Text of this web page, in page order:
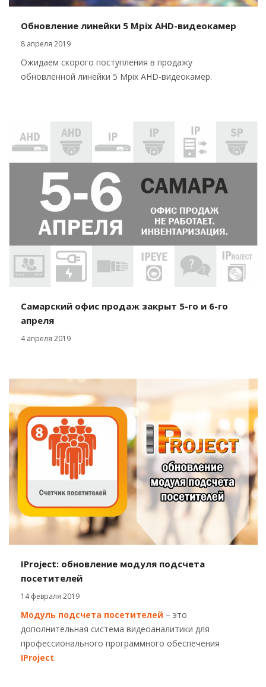
Обновление линейки 5 Mpix AHD-видеокамер
8 апреля 2019
Ожидаем скорого поступления в продажу
обновленной линейки 5 Mpix AHD-видеокамер.
Самарский офис продаж закрыт 5-го и 6-го
апреля
4 апреля 2019
IProject: обновление модуля подсчета
посетителей
14 февраля 2019
Модуль подсчета посетителей – это
дополнительная система видеоаналитики для
профессионального программного обеспечения
IProject.